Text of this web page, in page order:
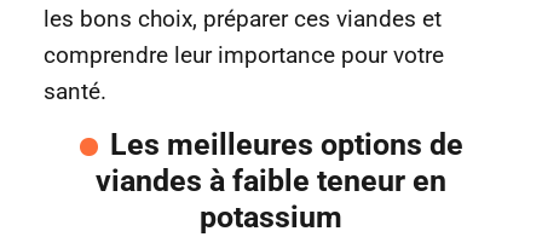
les bons choix, préparer ces viandes et
comprendre leur importance pour votre
santé.
Les meilleures options de
viandes à faible teneur en
potassium